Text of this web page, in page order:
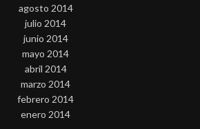
agosto 2014
julio 2014
junio 2014
mayo 2014
abril 2014
marzo 2014
febrero 2014
enero 2014